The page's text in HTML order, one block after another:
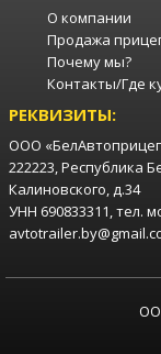
О компании
Продажа
Почему мы?
Контакты/Где
РЕКВИЗИТЫ:
ООО
222223, Республика
Калиновского, д.34
УНН 690833311, тел.